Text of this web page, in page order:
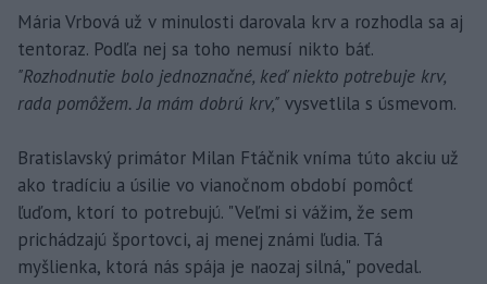
Mária Vrbová už v minulosti darovala krv a rozhodla sa aj
tentoraz. Podľa nej sa toho nemusí nikto báť.
"Rozhodnutie bolo jednoznačné, keď niekto potrebuje krv,
rada pomôžem. Ja mám dobrú krv," vysvetlila s úsmevom.
Bratislavský primátor Milan Ftáčnik vníma túto akciu už
ako tradíciu a úsilie vo vianočnom období pomôcť
ľuďom, ktorí to potrebujú. "Veľmi si vážim, že sem
prichádzajú športovci, aj menej známi ľudia. Tá
myšlienka, ktorá nás spája je naozaj silná," povedal.